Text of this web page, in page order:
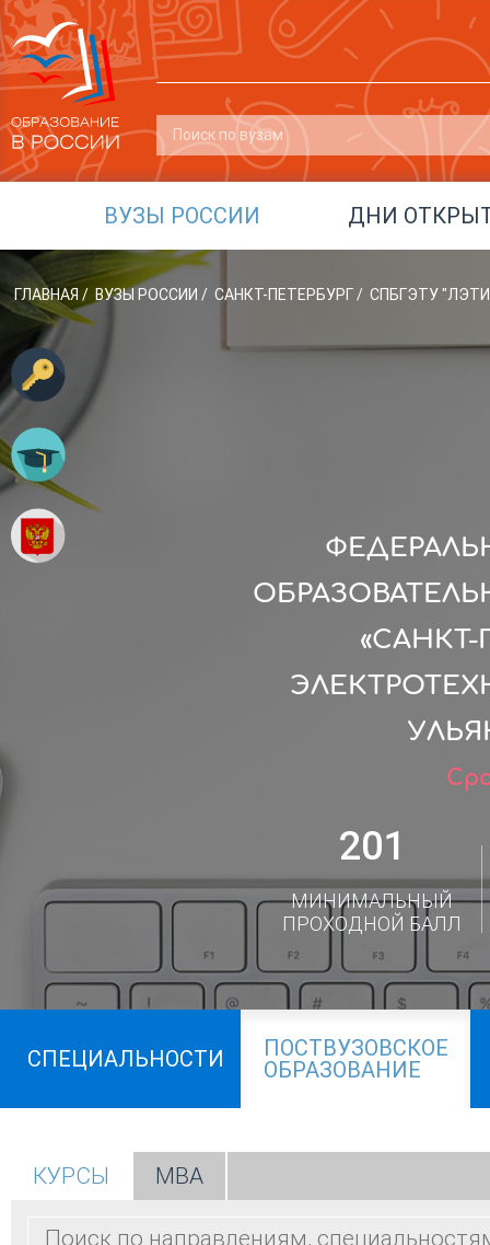
ВУЗЫ РОССИИ ДНИ
ГЛАВНАЯ / ВУЗЫ РОССИИ / САНКТ-ПЕТЕРБУРГ/ СПБГЭТУ
201
МИНИМАЛЬНЫЙ
ПРОХОДНОЙ БАЛЛ
СПЕЦИАЛЬНОСТИ
ПОСТВУЗОВСКОЕ
ОБРАЗОВАНИЕ
КУРСЫ МВА